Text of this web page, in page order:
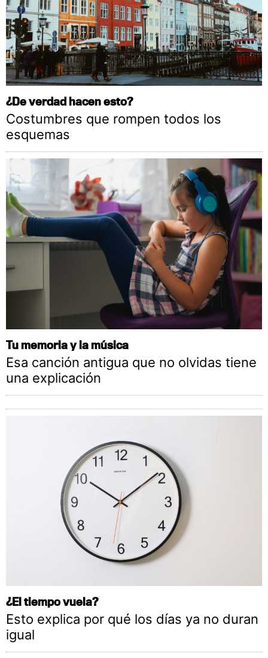
¿De verdad hacen esto?
Costumbres que rompen todos los
esquemas
Tu memoria y la música
Esa canción antigua que no olvidas tiene
una explicación
¿El tiempo vuela?
Esto explica por qué los días ya no duran
igual